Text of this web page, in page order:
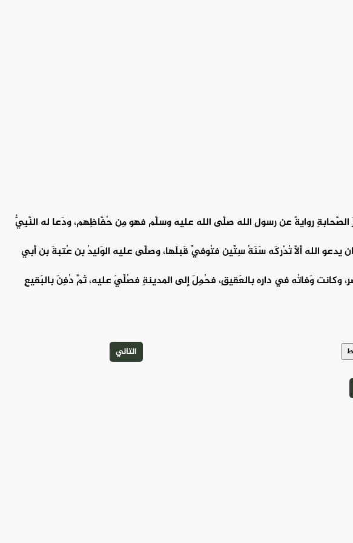
رِوايةً عن رسولِ الله صلَّى الله عليه وسلَّم فهو مِن حُفَّاظِهم، ودَعا له النَّبِيُّ
الله ألَّا تُدْرِكَه سَنَةُ سِتِّين فتُوفِّي قَبلَها، وصلَّى عليه الوَليدُ بن عُتبةَ بن أبي
وكانت وَفاتُه في دارِه بالعَقيقِ، فحُمِلَ إلى المدينةِ فصُلِّيَ عليه، ثمَّ دُفِنَ بالبَقيعِ
التالي